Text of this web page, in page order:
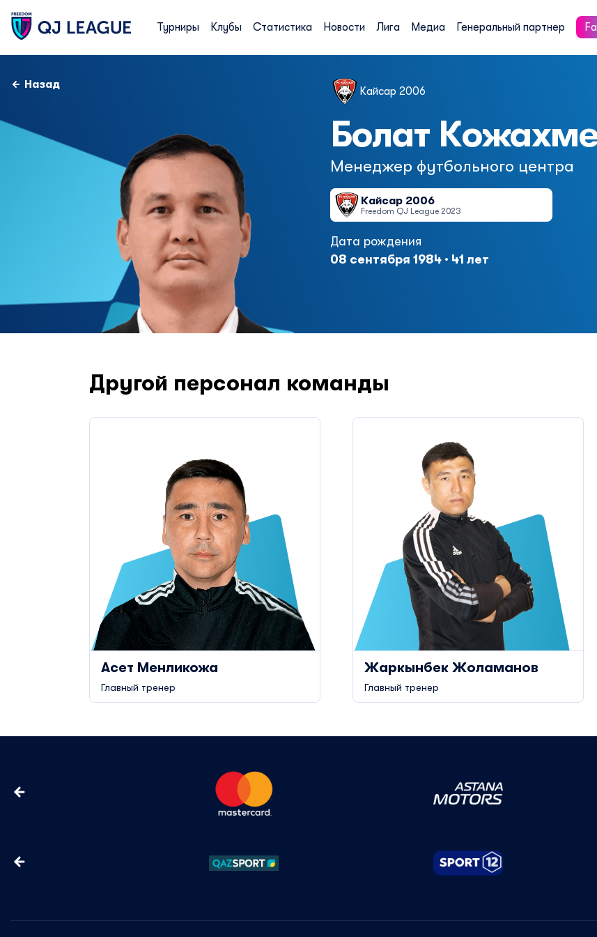
Турниры Клубы Статистика Новости Лига Медиа Генеральный партнер
Назад
Кайсар 2006
Болат
Менеджер футбольного центра
Кайсар 2006
Freedom QJ League 2023
Дата рождения
08 сентября 1984 · 41 лет
Другой персонал команды
Асет Менликожа
Главный тренер
Жаркынбек Жоламанов
Главный тренер